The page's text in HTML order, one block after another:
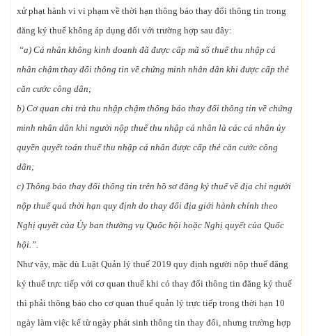
xử phạt hành vi vi phạm về thời hạn thông báo thay đổi thông tin trong
đăng ký thuế không áp dụng đối với trường hợp sau đây:
“a) Cá nhân không kinh doanh đã được cấp mã số thuế thu nhập cá
nhân chậm thay đổi thông tin về chứng minh nhân dân khi được cấp thẻ
căn cước công dân;
b) Cơ quan chi trả thu nhập chậm thông báo thay đổi thông tin về chứng
minh nhân dân khi người nộp thuế thu nhập cá nhân là các cá nhân ủy
quyền quyết toán thuế thu nhập cá nhân được cấp thẻ căn cước công
dân;
c) Thông báo thay đổi thông tin trên hồ sơ đăng ký thuế về địa chỉ người
nộp thuế quá thời hạn quy định do thay đổi địa giới hành chính theo
Nghị quyết của Ủy ban thường vụ Quốc hội hoặc Nghị quyết của Quốc
hội.”.
Như vậy, mặc dù Luật Quản lý thuế 2019 quy định người nộp thuế đăng
ký thuế trực tiếp với cơ quan thuế khi có thay đổi thông tin đăng ký thuế
thì phải thông báo cho cơ quan thuế quản lý trực tiếp trong thời hạn 10
ngày làm việc kể từ ngày phát sinh thông tin thay đổi, nhưng trường hợp